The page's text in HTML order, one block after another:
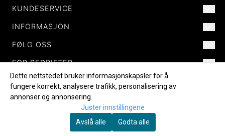
KUNDESERVICE
POST@MORILDNORWAY.NO
+47 477 82 772
SKIBÅSEN 24B
4636 KRISTIANSAND S
ORG.NR. 827 472 492 MVA
INFORMASJON
OM OSS
FØLG OSS
INSTAGRAM
FOR BEDRIFTER
B2B / FORHANDLERE
KATALOG
OPPRETT KONTO
© MORILD NORWAY AS, ORG. NUMBER 827 472 492 MVA
Dette nettstedet bruker informasjonskapsler for å
fungere korrekt, analysere trafikk, personalisering av
annonser og annonsering.
Juster innstillingene
Avslå alle
Godta alle